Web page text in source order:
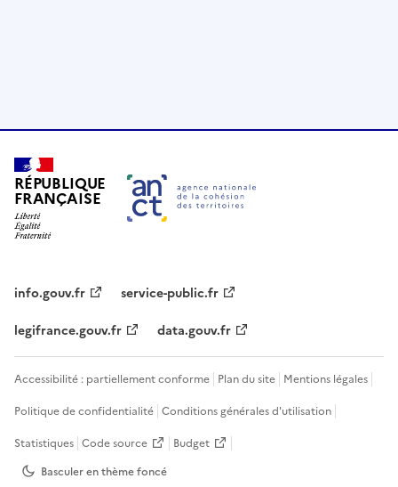
RÉPUBLIQUE
FRANÇAISE
info.gouv.fr
service-public.fr
legifrance.gouv.fr
data.gouv.fr
Accessibilité : partiellement conforme Plan du site Mentions légales
Politique de confidentialité Conditions générales d'utilisation
Statistiques Code source
Budget
Basculer en thèmefoncé